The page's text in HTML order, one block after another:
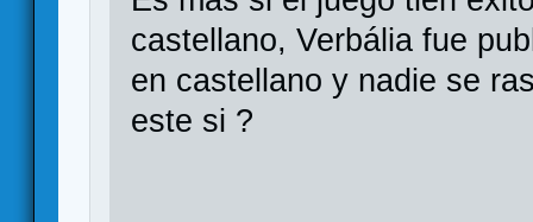
castellano, Verbália fue
en castellano y nadie se
este si ?